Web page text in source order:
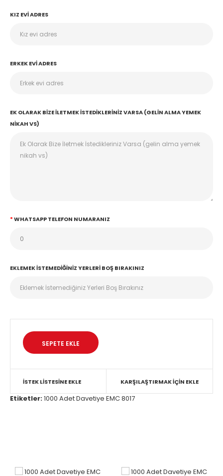
KIZ EVI ADRES
ERKEK EVI ADRES
EK OLARAK BIZE İLETMEK İSTEDIKLERINIZ VARSA (GELIN ALMA YEMEK
NIKAH VS)
WHATSAPP TELEFON NUMARANIZ
EKLEMEK İSTEMEDIĞINIZ YERLERI BOŞ BIRAKINIZ
İSTEK LISTESINE EKLE KARŞILAŞTIRMAK IÇIN EKLE
Etiketler:1000 Adet Davetiye EMC 8017